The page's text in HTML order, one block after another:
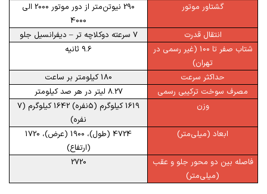
گشتاور موتور
290 نیوتن‌متر از دور موتور 2000 الی
4000
انتقال قدرت
7 سرعته دوکلاچه تر – دیفرانسیل جلو
شتاب صفر تا 100 (غیر رسمی در
تهران)
9.6 ثانیه
حداکثر سرعت
180 کیلومتر بر ساعت
مصرف سوخت ترکیبی رسمی
8.27 لیتر در هر صد کیلومتر
وزن
1619 کیلوگرم (5نفره) 1642 کیلوگرم (7
نفره)
ابعاد (میلی‌متر)
4724 (طول)، 1900 (عرض)، 1720
(ارتفاع)
فاصله بین دو محور جلو و عقب
(میلی‌متر)
2720